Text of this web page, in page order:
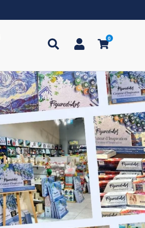
Suchen Einloggen
0